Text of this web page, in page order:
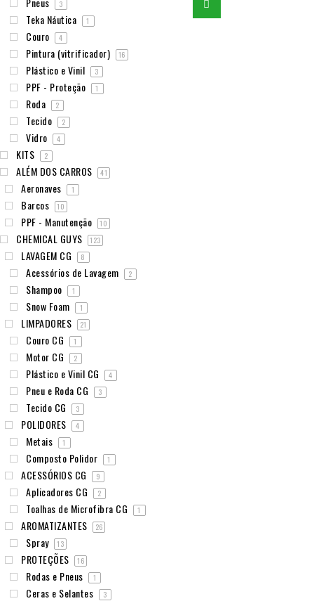
3
Teka Náutica 1
Couro 4
Pintura (vitrificador) 16
Plástico e Vinil 3
PPF - Proteção 1
Roda 2
Tecido 2
Vidro 4
KITS 2
ALÉM DOS CARROS 41
Aeronaves 1
Barcos 10
PPF - Manutenção 10
CHEMICAL GUYS 123
LAVAGEM CG 8
Acessórios de Lavagem 2
Shampoo 1
Snow Foam 1
LIMPADORES 21
Couro CG 1
Motor CG 2
Plástico e Vinil CG 4
Pneu e Roda CG 3
Tecido CG 3
POLIDORES 4
Metais 1
Composto Polidor 1
ACESSÓRIOS CG 9
Aplicadores CG 2
Toalhas de Microfibra CG 1
AROMATIZANTES 26
Spray 13
PROTEÇÕES 16
Rodas e Pneus 1
Ceras e Selantes 3